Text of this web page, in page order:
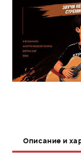
Описание и